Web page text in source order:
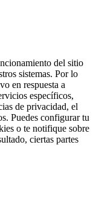
del sitio
sistemas. Por lo
en respuesta a
específicos,
de privacidad, el
Puedes configurar tu
o te notifique sobre
ciertas partes